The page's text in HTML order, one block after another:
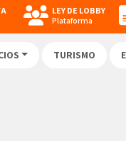
LEY DE LOBBY
Plataforma
TURISMO